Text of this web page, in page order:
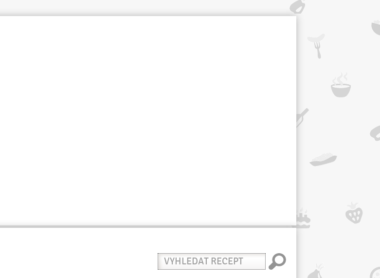
Vyhledat
recept